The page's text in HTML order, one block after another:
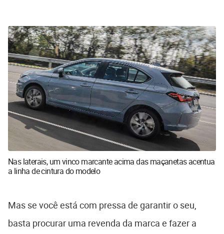
Nas laterais, um vinco marcante acima das maçanetas acentua
a linha de cintura do modelo
Mas se você está com pressa de garantir o seu,
basta procurar uma revenda da marca e fazer a